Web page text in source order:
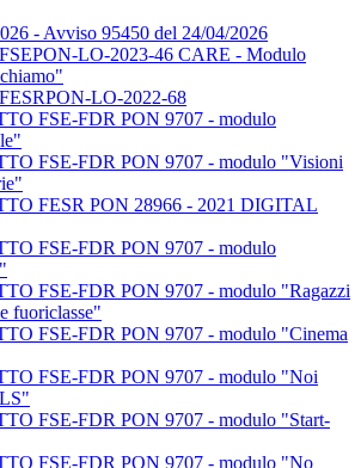
- Avviso 95450 del 24/04/2026
LO-2023-46 CARE - Modulo
LO-2022-68
FSE-FDR PON 9707 - modulo
FSE-FDR PON 9707 - modulo "Visioni
FESR PON 28966 - 2021 DIGITAL
FSE-FDR PON 9707 - modulo
FSE-FDR PON 9707 - modulo "Ragazzi
fuoriclasse"
FSE-FDR PON 9707 - modulo "Cinema
FSE-FDR PON 9707 - modulo "Noi
FSE-FDR PON 9707 - modulo "Start-
FSE-FDR PON 9707 - modulo "No